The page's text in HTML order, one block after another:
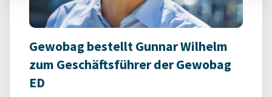
Gewobag bestellt Gunnar Wilhelm
zum Geschäftsführer der Gewobag
ED